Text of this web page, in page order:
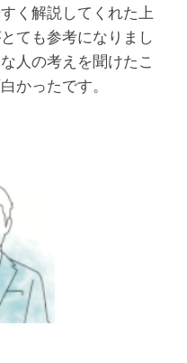
く解説してくれた上
ても参考になりまし
人の考えを聞けたこ
かったです。